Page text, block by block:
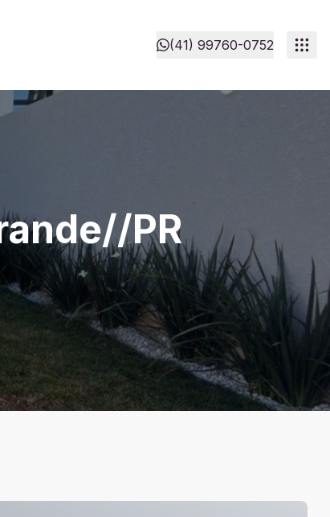
(41) 99760-0752
PR